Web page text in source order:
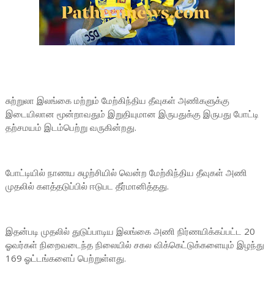
சுற்றுலா இலங்கை மற்றும் மேற்கிந்திய தீவுகள் அணிகளுக்கு
இடையிலான மூன்றாவதும் இறுதியுமான இருபதுக்கு இருபது போட்டி
தற்சமயம் இடம்பெற்று வருகின்றது.
போட்டியில் நாணய சுழற்சியில் வென்ற மேற்கிந்திய தீவுகள் அணி
முதலில் களத்தடுப்பில் ஈடுபட தீர்மானித்தது.
இதன்படி முதலில் துடுப்பாடிய இலங்கை அணி நிர்ணயிக்கப்பட்ட 20
ஓவர்கள் நிறைவடைந்த நிலையில் சகல விக்கெட்டுக்களையும் இழந்து
169 ஓட்டங்களைப் பெற்றுள்ளது.